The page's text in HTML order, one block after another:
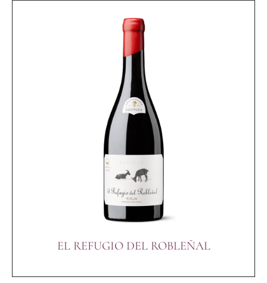
EL REFUGIO DEL ROBLEÑAL